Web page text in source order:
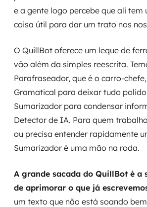
e a gente logo percebe que ali tem
coisa útil para dar um trato nos
O QuillBot oferece um leque de
vão além da simples reescrita.
Parafraseador, que é o carro-
Gramatical para deixar tudo
Sumarizador para condensar
Detector de IA. Para quem
ou precisa entender rapidamente
Sumarizador é uma mão na roda.
A grande sacada do QuillBot é a
de aprimorar o que já
um texto que não está soando